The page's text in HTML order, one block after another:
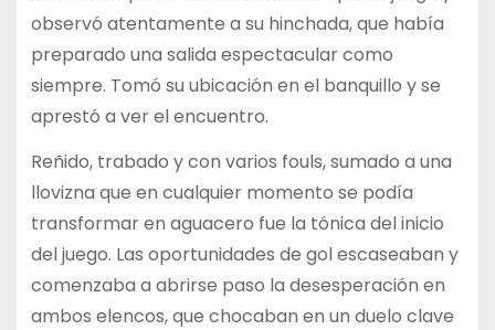
observó atentamente a su hinchada, que había
preparado una salida espectacular como
siempre. Tomó su ubicación en el banquillo y se
aprestó a ver el encuentro.
Reñido, trabado y con varios fouls, sumado a una
llovizna que en cualquier momento se podía
transformar en aguacero fue la tónica del inicio
del juego. Las oportunidades de gol escaseaban y
comenzaba a abrirse paso la desesperación en
ambos elencos, que chocaban en un duelo clave